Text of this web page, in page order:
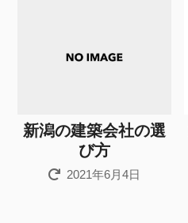
新潟の建築会社の選
び方
2021年6月4日